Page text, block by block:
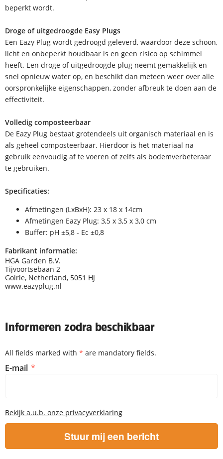
beperkt wordt.
Droge of uitgedroogde Easy Plugs
Een Eazy Plug wordt gedroogd geleverd, waardoor deze schoon,
licht en onbeperkt houdbaar is en geen risico op schimmel
heeft. Een droge of uitgedroogde plug neemt gemakkelijk en
snel opnieuw water op, en beschikt dan meteen weer over alle
oorspronkelijke eigenschappen, zonder afbreuk te doen aan de
effectiviteit.
Volledig composteerbaar
De Eazy Plug bestaat grotendeels uit organisch materiaal en is
als geheel composteerbaar. Hierdoor is het materiaal na
gebruik eenvoudig af te voeren of zelfs als bodemverbeteraar
te gebruiken.
Specificaties:
Afmetingen (LxBxH): 23 x 18 x 14cm
Afmetingen Eazy Plug: 3,5 x 3,5 x 3,0 cm
Buffer: pH ±5,8 - Ec ±0,8
Fabrikant informatie:
HGA Garden B.V.
Tijvoortsebaan 2
Goirle, Netherland, 5051 HJ
www.eazyplug.nl
Informeren zodra beschikbaar
Informeren zodra beschikbaar
All fields marked with * are mandatory fields.
E-mail
Bekijk a.u.b. onze privacyverklaring
Stuur mij een bericht